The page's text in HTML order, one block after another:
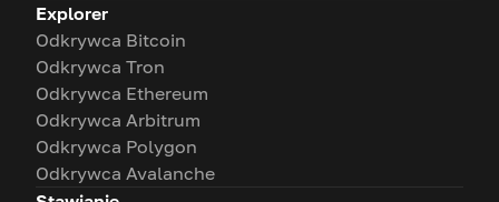
Explorer
Odkrywca Bitcoin
Odkrywca Tron
Odkrywca Ethereum
Odkrywca Arbitrum
Odkrywca Polygon
Odkrywca Avalanche